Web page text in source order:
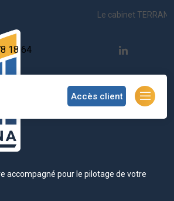
Le cabinet
18 64
Accès client
accompagné pour le pilotage de votre